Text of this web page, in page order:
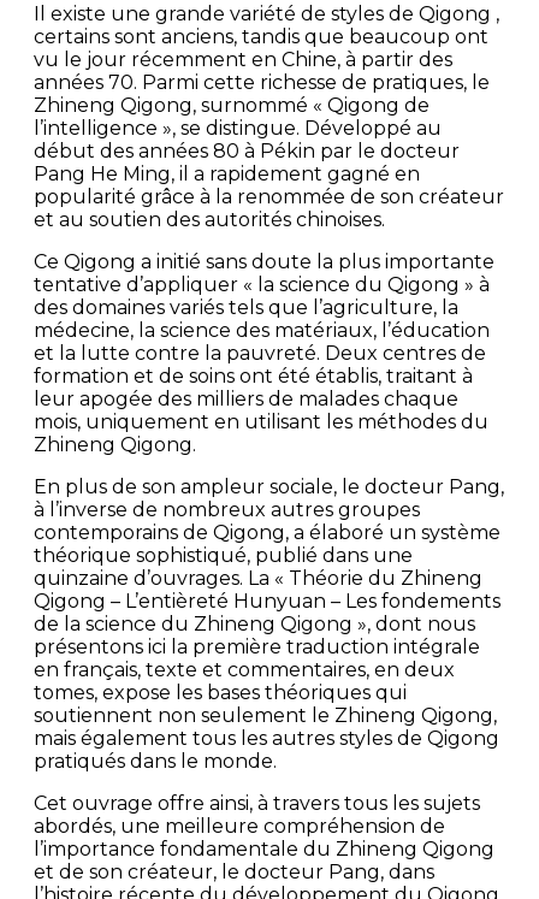
Il existe une grande variété de styles de Qigong ,
certains sont anciens, tandis que beaucoup ont
vu le jour récemment en Chine, à partir des
années 70. Parmi cette richesse de pratiques, le
Zhineng Qigong, surnommé « Qigong de
l’intelligence », se distingue. Développé au
début des années 80 à Pékin par le docteur
Pang He Ming, il a rapidement gagné en
popularité grâce à la renommée de son créateur
et au soutien des autorités chinoises.
Ce Qigong a initié sans doute la plus importante
tentative d’appliquer « la science du Qigong » à
des domaines variés tels que l’agriculture, la
médecine, la science des matériaux, l’éducation
et la lutte contre la pauvreté. Deux centres de
formation et de soins ont été établis, traitant à
leur apogée des milliers de malades chaque
mois, uniquement en utilisant les méthodes du
Zhineng Qigong.
En plus de son ampleur sociale, le docteur Pang,
à l’inverse de nombreux autres groupes
contemporains de Qigong, a élaboré un système
théorique sophistiqué, publié dans une
quinzaine d’ouvrages. La « Théorie du Zhineng
Qigong – L’entièreté Hunyuan – Les fondements
de la science du Zhineng Qigong », dont nous
présentons ici la première traduction intégrale
en français, texte et commentaires, en deux
tomes, expose les bases théoriques qui
soutiennent non seulement le Zhineng Qigong,
mais également tous les autres styles de Qigong
pratiqués dans le monde.
Cet ouvrage offre ainsi, à travers tous les sujets
abordés, une meilleure compréhension de
l’importance fondamentale du Zhineng Qigong
et de son créateur, le docteur Pang, dans
l’histoire récente du développement du Qigong